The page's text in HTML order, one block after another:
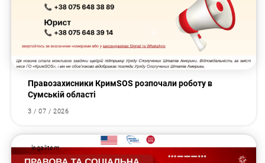
Правозахисники КримSOS розпочали роботу в
Сумській області
3 / 07 / 2026
legalitem